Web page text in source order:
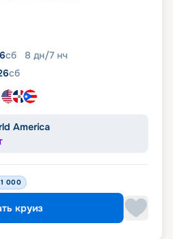
сб 8 дн/7 нч
сб
America
000
круиз